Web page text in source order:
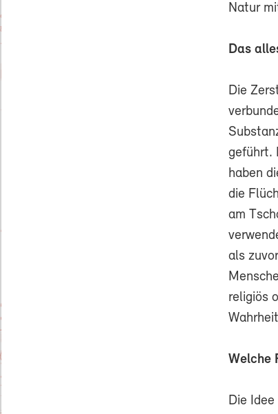
Natur
Das
Die
geführt.
haben
die
am
als
religiös
Welche
Die